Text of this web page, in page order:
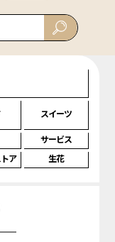
スイーツ
サービス
ア 生花